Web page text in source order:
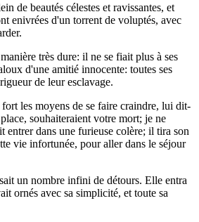
de beautés célestes et ravissantes, et
enivrées d'un torrent de voluptés, avec
très dure: il ne se fiait plus à ses
d'une amitié innocente: toutes ses
de leur esclavage.
les moyens de se faire craindre, lui dit-
souhaiteraient votre mort; je ne
entrer dans une furieuse colère; il tira son
vie infortunée, pour aller dans le séjour
un nombre infini de détours. Elle entra
ornés avec sa simplicité, et toute sa